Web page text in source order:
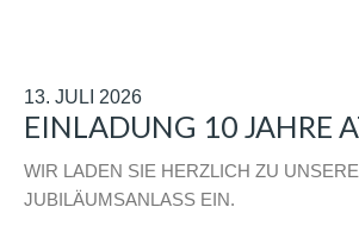
13. JULI 2026
EINLADUNG 10 JAHRE
WIR LADEN SIE HERZLICH ZU
JUBILÄUMSANLASS EIN.